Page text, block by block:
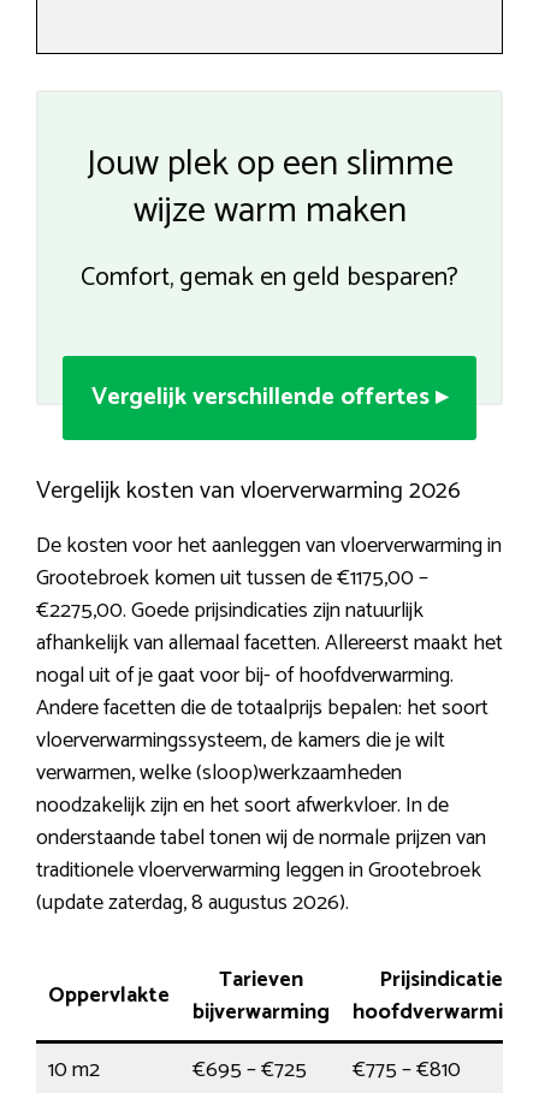
Jouw plek op een slimme
wijze warm maken
Comfort, gemak en geld besparen?
Vergelijk verschillende offertes ▸
Vergelijk kosten van vloerverwarming 2026
De kosten voor het aanleggen van vloerverwarming in
Grootebroek komen uit tussen de €1175,00 –
€2275,00. Goede prijsindicaties zijn natuurlijk
afhankelijk van allemaal facetten. Allereerst maakt het
nogal uit of je gaat voor bij- of hoofdverwarming.
Andere facetten die de totaalprijs bepalen: het soort
vloerverwarmingssysteem, de kamers die je wilt
verwarmen, welke (sloop)werkzaamheden
noodzakelijk zijn en het soort afwerkvloer. In de
onderstaande tabel tonen wij de normale prijzen van
traditionele vloerverwarming leggen in Grootebroek
(update zaterdag, 8 augustus 2026).
Oppervlakte
Tarieven
bijverwarming
Prijsindicatie
hoofdverwarming
10 m2
€695 – €725
€775 – €810